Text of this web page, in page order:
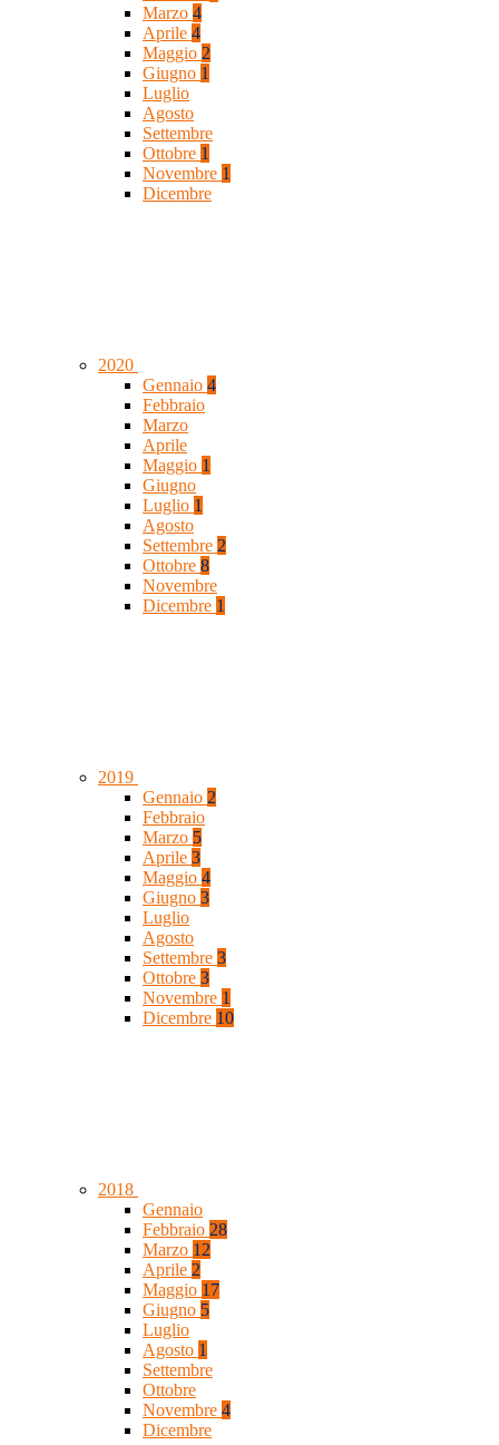
Marzo 4
Aprile 4
Maggio 2
Giugno 1
Luglio
Agosto
Settembre
Ottobre 1
Novembre 1
Dicembre
2020
Gennaio 4
Febbraio
Marzo
Aprile
Maggio 1
Giugno
Luglio 1
Agosto
Settembre 2
Ottobre 8
Novembre
Dicembre 1
2019
Gennaio 2
Febbraio
Marzo 5
Aprile 3
Maggio 4
Giugno 3
Luglio
Agosto
Settembre 3
Ottobre 3
Novembre 1
Dicembre 10
2018
Gennaio
Febbraio 28
Marzo 12
Aprile 2
Maggio 17
Giugno 5
Luglio
Agosto 1
Settembre
Ottobre
Novembre 4
Dicembre